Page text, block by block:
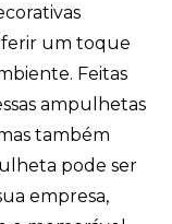
um toque
Feitas
ampulhetas
também
pode ser
empresa,